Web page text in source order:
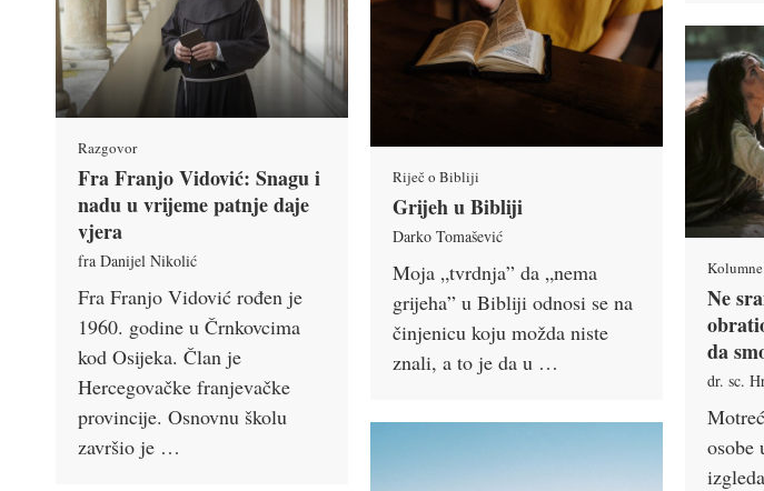
Razgovor
Fra Franjo Vidović: Snagu i
nadu u vrijeme patnje daje
vjera
fra Danijel Nikolić
Fra Franjo Vidović rođen je
1960. godine u Črnkovcima
kod Osijeka. Član je
Hercegovačke franjevačke
provincije. Osnovnu školu
završio je …
Riječ o Bibliji
Grijeh u Bibliji
Darko Tomašević
Moja „tvrdnja” da „nema
grijeha” u Bibliji odnosi se na
činjenicu koju možda niste
znali, a to je da u …
Kolumne
Ne
da
dr. sc.